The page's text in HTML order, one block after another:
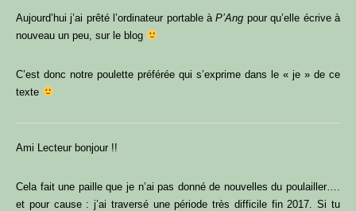
Aujourd’hui j’ai prêté l’ordinateur portable àP’Ang pour qu’elle écrive à
nouveau un peu, sur le blog
C’est donc notre poulette préférée qui s’exprime dans le « je » de ce
texte
Ami Lecteur bonjour !!
Cela fait une paille que je n’ai pas donné de nouvelles du poulailler….
et pour cause : j’ai traversé une période très difficile fin 2017. Si tu